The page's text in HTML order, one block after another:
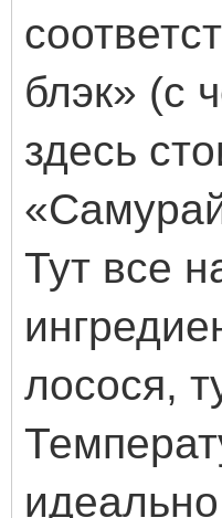
блэк» (с
здесь
Тут все
лосося,